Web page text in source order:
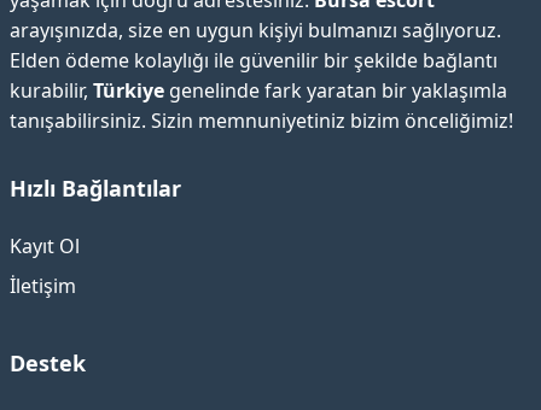
arayışınızda, size en uygun kişiyi bulmanızı sağlıyoruz.
Elden ödeme kolaylığı ile güvenilir bir şekilde bağlantı
kurabilir, Türkiye genelinde fark yaratan bir yaklaşımla
tanışabilirsiniz. Sizin memnuniyetiniz bizim önceliğimiz!
Hızlı Bağlantılar
Kayıt Ol
İletişim
Destek